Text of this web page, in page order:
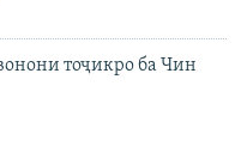
тоҷикро ба Чин